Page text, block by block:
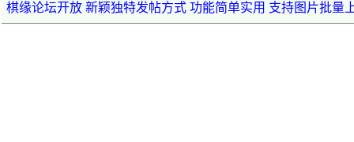
棋缘论坛开放 新颖独特发帖方式 功能简单实用 支持图片批量